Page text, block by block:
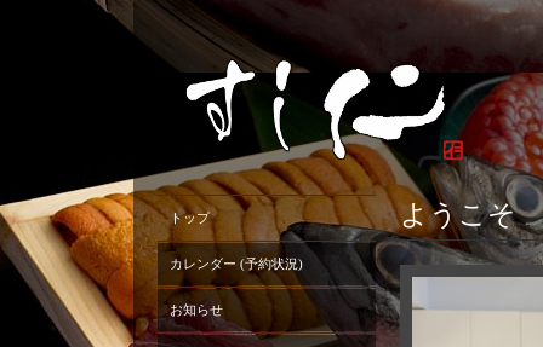
ようこそ
トップ
カレンダー (予約状況)
お知らせ